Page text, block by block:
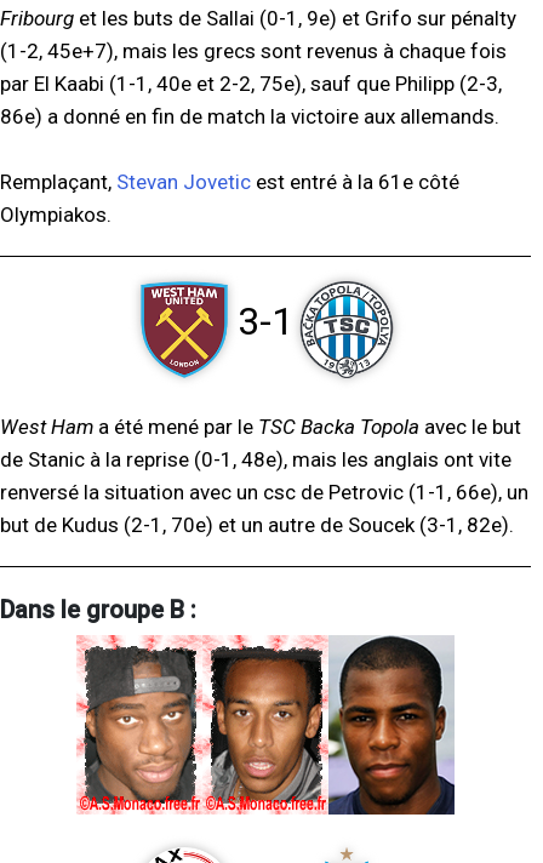
Fribourg et les buts de Sallai (0-1, 9e) et Grifo sur pénalty
(1-2, 45e+7), mais les grecs sont revenus à chaque fois
par El Kaabi (1-1, 40e et 2-2, 75e), sauf que Philipp (2-3,
86e) a donné en fin de match la victoire aux allemands.
Remplaçant, Stevan Jovetic est entré à la 61e côté
Olympiakos.
3-1
West Ham a été mené par le TSC Backa Topola avec le but
de Stanic à la reprise (0-1, 48e), mais les anglais ont vite
renversé la situation avec un csc de Petrovic (1-1, 66e), un
but de Kudus (2-1, 70e) et un autre de Soucek (3-1, 82e).
Dans le groupe B :